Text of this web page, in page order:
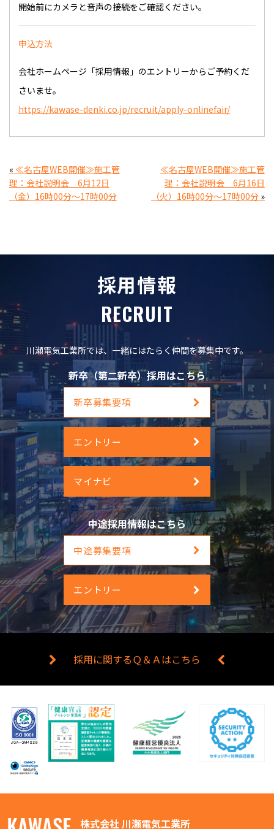
開始前にカメラと音声の接続をご確認ください。
申込方法
会社ホームページ「採用情報」のエントリーからご予約くだ
さいませ。
https://kawase-denki.co.jp/recruit/apply-onlinefair/
« ≪名古屋WEB開催≫施工管
理：会社説明会 6月12日
（金）16時00分～17時00分
≪名古屋WEB開催≫施工管
理：会社説明会 6月16日
（火）16時00分～17時00分 »
採用情報
RECRUIT
川瀬電気工業所では、一緒にはたらく仲間を募集中です。
新卒（第二新卒）採用はこちら
新卒募集要項
エントリー
マイナビ
中途採用情報はこちら
中途募集要項
エントリー
採用に関するＱ＆Ａはこちら
株式会社 川瀬電気工業所